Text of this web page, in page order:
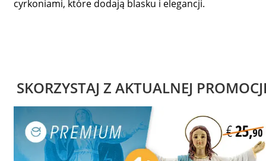
cyrkoniami, które dodają blasku i elegancji.
SKORZYSTAJ Z AKTUALNEJ